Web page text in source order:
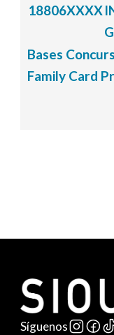
18806XXXX
Bases
Family Card
Síguenos